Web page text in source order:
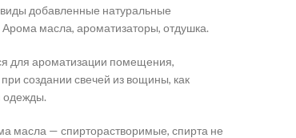
добавленные натуральные
масла, ароматизаторы, отдушка.
для ароматизации помещения,
создании свечей из вощины, как
масла — спирторастворимые, спирта не